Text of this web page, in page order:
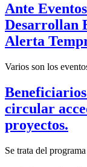
Ante
Desarrollan
Alerta
Varios son los
circular
proyectos.
Se trata del